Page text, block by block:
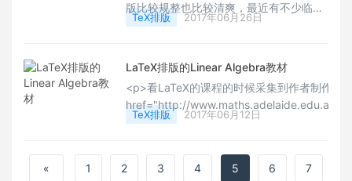
版比较规整也比较清爽，最近有不少临近
期末和小学期的用户可以自己下载观瞻
修改和定制。希望对于初学者和期刊的投
稿者有所帮助，Happy LaTeXing！</p>
TeX排版 2017年06月26日
LaTeX排版的Linear Algebra教材
<p>看LaTeX的课程的时候采集到作者制作的
href="http://www.maths.adelaide.edu.au/
style="white-space:
要这类教程的用户可以下载看看，但是由于缺
码还是可以看。</p>
TeX排版 2017年06月12日
« 1 2 3 4 5 6 7